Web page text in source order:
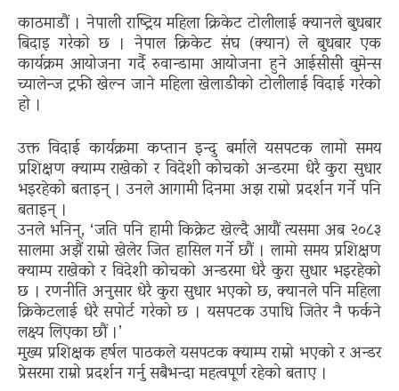
काठमाडौं । नेपाली राष्ट्रिय महिला क्रिकेट टोलीलाई क्यानले बुधबार
बिदाइ गरेको छ । नेपाल क्रिकेट संघ (क्यान) ले बुधबार एक
कार्यक्रम आयोजना गर्दै रुवान्डामा आयोजना हुने आईसीसी वुमेन्स
च्यालेन्ज ट्रफी खेल्न जाने महिला खेलाडीको टोलीलाई विदाई गरेको
हो ।
उक्त विदाई कार्यक्रमा कप्तान इन्दु बर्माले यसपटक लामो समय
प्रशिक्षण क्याम्प राखेको र विदेशी कोचको अन्डरमा धेरै कुरा सुधार
भइरहेको बताइन् । उनले आगामी दिनमा अझ राम्रो प्रदर्शन गर्ने पनि
बताइन् ।
उनले भनिन्, ‘जति पनि हामी किक्रेट खेल्दै आयौं त्यसमा अब २०८३
सालमा अझैं राम्रो खेलेर जित हासिल गर्ने छौं । लामो समय प्रशिक्षण
क्याम्प राखेको र विदेशी कोचको अन्डरमा धेरै कुरा सुधार भइरहेको
छ । रणनीति अनुसार धेरै कुरा सुधार भएको छ, क्यानले पनि महिला
क्रिकेटलाई धेरै सपोर्ट गरेको छ । यसपटक उपाधि जितेर नै फर्कने
लक्ष्य लिएका छौं ।’
मुख्य प्रशिक्षक हर्षल पाठकले यसपटक क्याम्प राम्रो भएको र अन्डर
प्रेसरमा राम्रो प्रदर्शन गर्नु सबैभन्दा महत्वपूर्ण रहेको बताए ।